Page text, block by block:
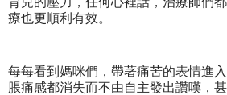
療也更順利有效。
每每看到媽咪們，帶著痛苦的表情進
脹痛感都消失而不由自主發出讚嘆，